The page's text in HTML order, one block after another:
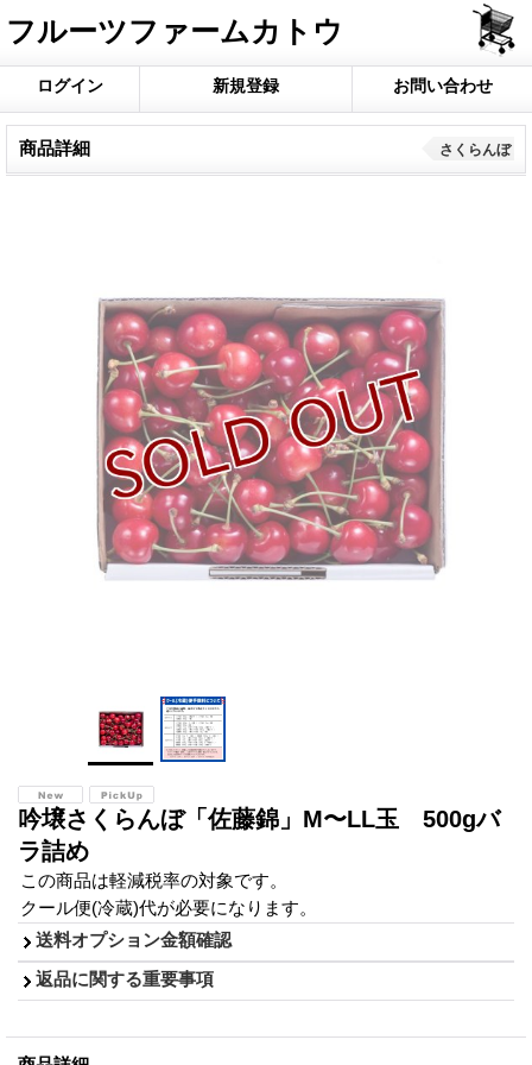
フルーツファームカトウ
ログイン 新規登録 お問い合わせ
商品詳細 さくらんぼ
吟壌さくらんぼ「佐藤錦」M〜LL玉 500gバ
ラ詰め
この商品は軽減税率の対象です。
クール便(冷蔵)代が必要になります。
送料オプション金額確認
返品に関する重要事項